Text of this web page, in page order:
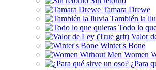
Tamara Drewe
También la
Todo lo
Valor
Winter's Bone
Women
¿Para